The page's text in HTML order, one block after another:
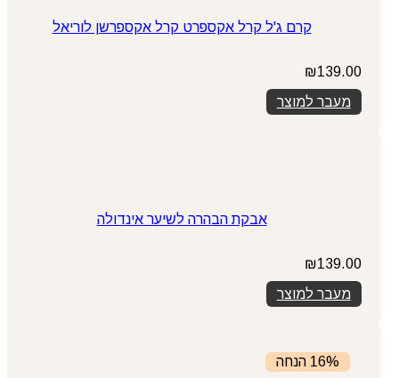
קרם ג'ל קרל אקספרט קרל אקספרשן לוריאל
₪139.00
מעבר למוצר
אבקת הבהרה לשיער אינדולה
₪139.00
מעבר למוצר
16% הנחה